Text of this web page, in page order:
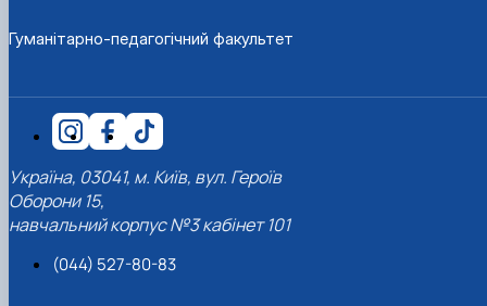
Гуманітарно-педагогічний факультет
Україна, 03041, м. Київ, вул. Героїв
Оборони 15,
навчальний корпус №3 кабінет 101
(044) 527-80-83